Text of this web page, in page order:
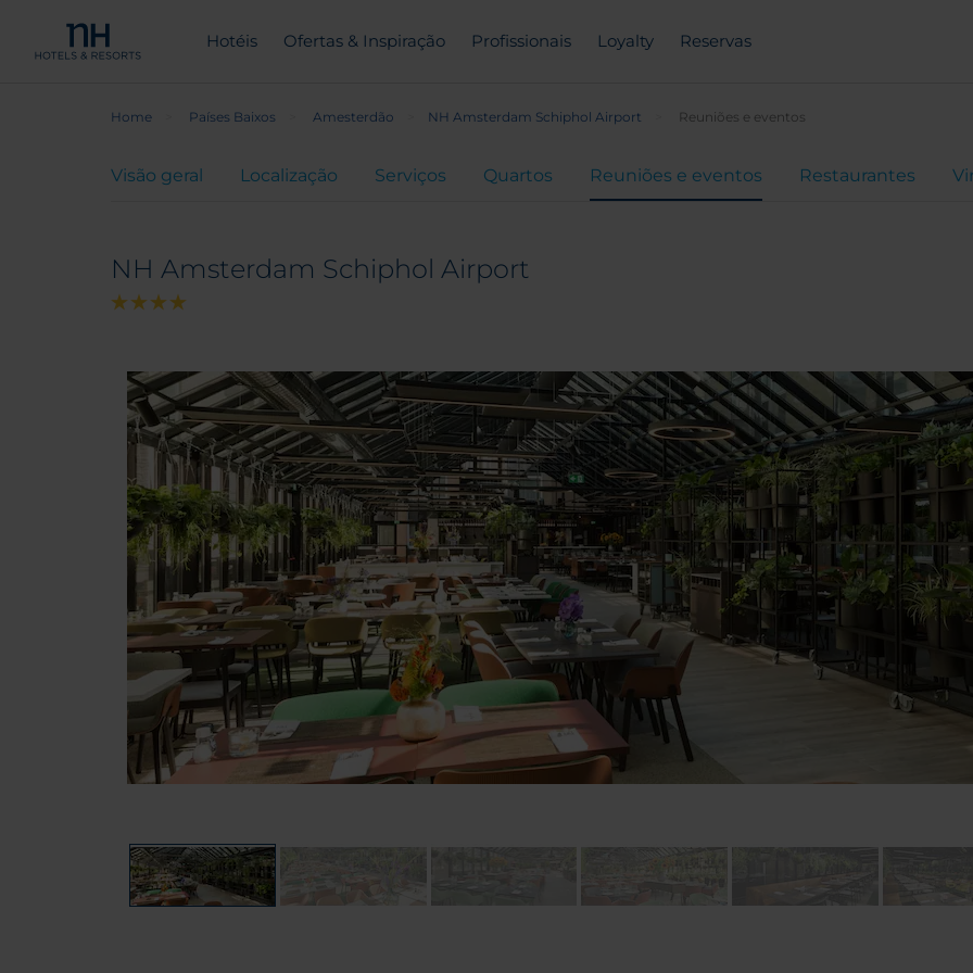
Hotéis Ofertas & Inspiração Profissionais Loyalty Reservas
Home Países Baixos Amesterdão NH Amsterdam Schiphol Airport Reuniões e eventos
Visão geral Localização Serviços Quartos Reuniões e eventos Restaurantes
NH Amsterdam Schiphol Airport